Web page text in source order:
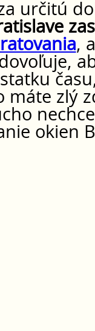
určitú
,
máte zlý
okien